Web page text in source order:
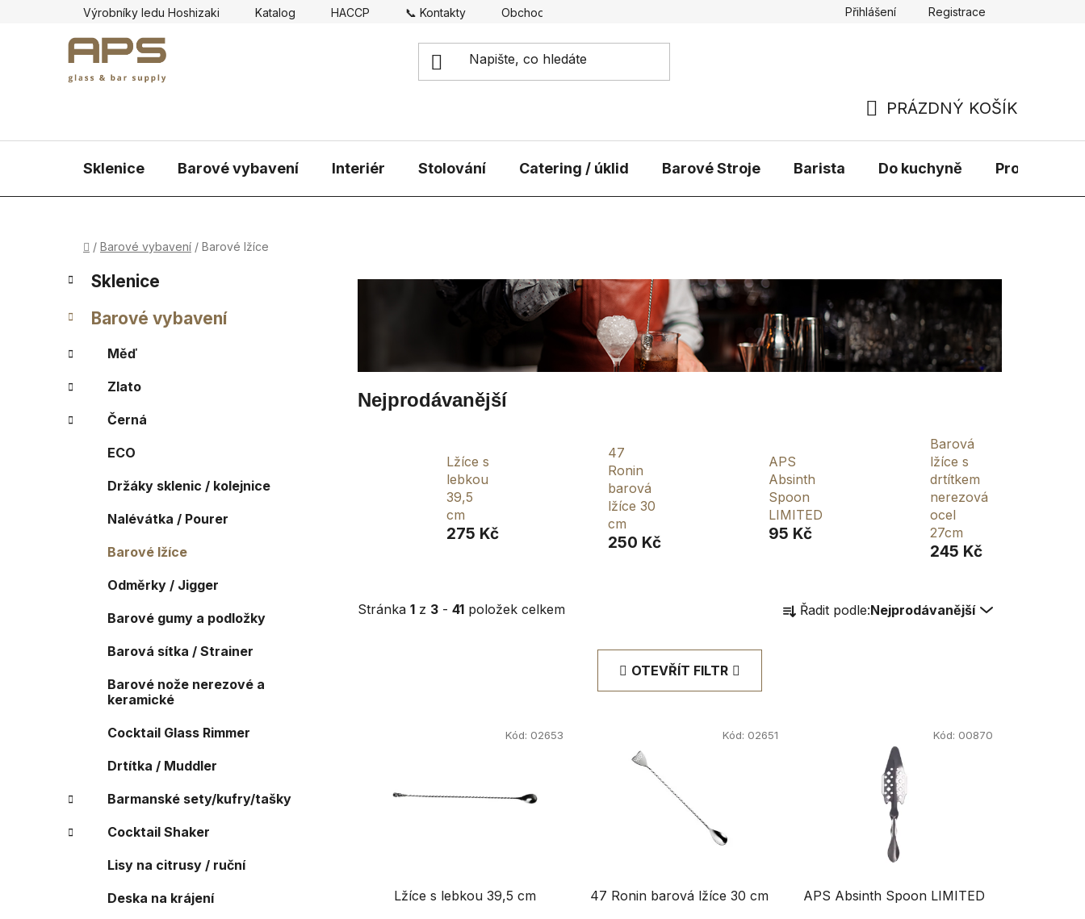
Výrobníky ledu Hoshizaki Katalog HACCP 📞 Kontakty Obchodní podmínky Přihlášení Registrace
KOŠÍK
PRÁZDNÝ KOŠÍK
Sklenice Barové vybavení Interiér Stolování Catering / úklid Barové Stroje Barista Do kuchyně Prodávané
Domů
/ Barové vybavení / Barové lžíce
P
s
r
n
n
Přeskočit
kategorie
a
e
o
i
e
Sklenice
Barové vybavení
Měď
Zlato
Černá
ECO
Držáky sklenic / kolejnice
Nalévátka / Pourer
Barové lžíce
Odměrky / Jigger
Barové gumy a podložky
Barová sítka / Strainer
Barové nože nerezové a
keramické
Cocktail Glass Rimmer
Drtítka / Muddler
Barmanské sety/kufry/tašky
Cocktail Shaker
Lisy na citrusy / ruční
Deska na krájení
Nejprodávanější
Lžíce s
lebkou
39,5
cm
275 Kč
47
Ronin
barová
lžíce 30
cm
250 Kč
APS
Absinth
Spoon
LIMITED
95 Kč
Barová
lžíce s
drtítkem
nerezová
ocel
27cm
245 Kč
Stránka 1 z 3 - 41 položek celkem
a Řadit podle:Nejprodávanější
OTEVŘÍT FILTR
Lžíce s lebkou 39,5 cm
Kód: 02653
47 Ronin barová lžíce 30 cm
Kód: 02651
APS Absinth Spoon LIMITED
Kód: 00870